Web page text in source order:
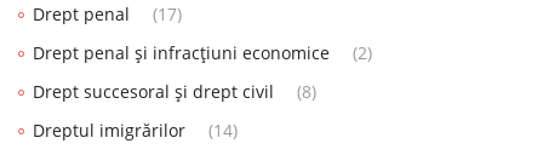
Drept penal
(17)
Drept penal și infracțiuni economice
(2)
Drept succesoral și drept civil
(8)
Dreptul imigrărilor
(14)